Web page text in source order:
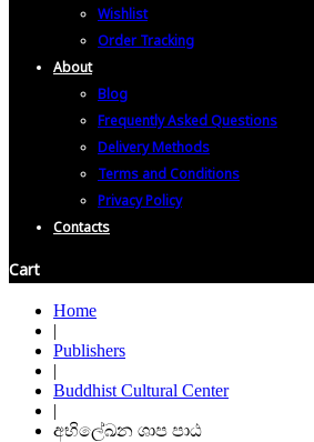
Wishlist
Order Tracking
About
Blog
Frequently Asked Questions
Delivery Methods
Terms and Conditions
Privacy Policy
Contacts
Cart
Home
|
Publishers
|
Buddhist Cultural Center
|
අභිලේඛන ශාප පාඨ